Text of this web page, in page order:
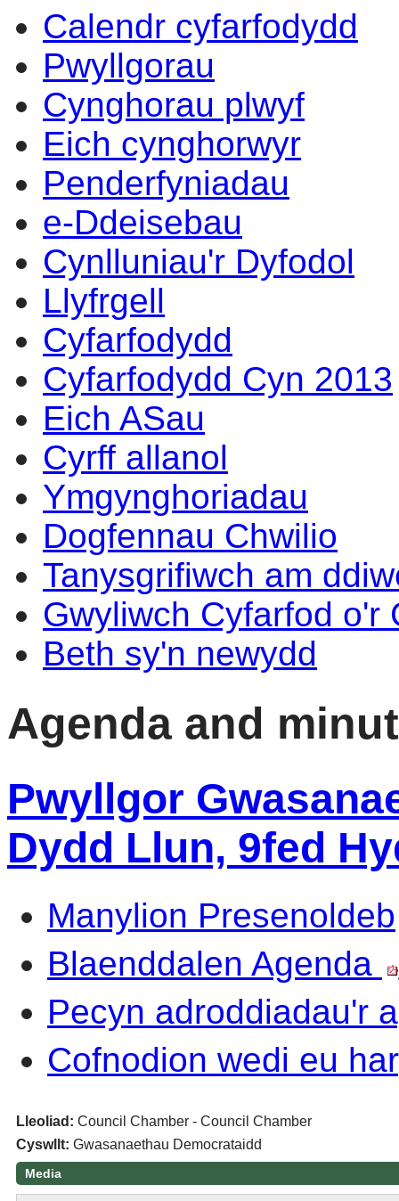
Calendr cyfarfodydd
Pwyllgorau
Cynghorau plwyf
Eich cynghorwyr
Penderfyniadau
e-Ddeisebau
Cynlluniau'r Dyfodol
Llyfrgell
Cyfarfodydd
Cyfarfodydd Cyn 2013
Eich ASau
Cyrff allanol
Ymgynghoriadau
Dogfennau Chwilio
Tanysgrifiwch am
Gwyliwch Cyfarfod o'r
Beth sy'n newydd
Agenda and
Pwyllgor
Dydd Llun, 9fed
Manylion Presenoldeb
Blaenddalen Agenda
Pecyn adroddiadau'r
Cofnodion wedi eu
Lleoliad: Council Chamber - Council Chamber
Cyswllt: Gwasanaethau Democrataidd
Media